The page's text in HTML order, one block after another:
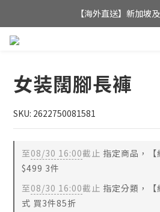
全店滿$350，即可享港
【海外直送】新加坡
女装闊腳長褲
SKU: 2622750081581
至08/30 16:00截止 指定商品，
$499 3件
至08/30 16:00截止 指定分類，
式 買3件85折